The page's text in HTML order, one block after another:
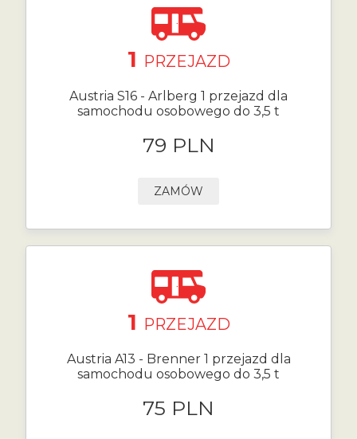
1 PRZEJAZD
Austria S16 - Arlberg 1 przejazd dla
samochodu osobowego do 3,5 t
79 PLN
ZAMÓW
1 PRZEJAZD
Austria A13 - Brenner 1 przejazd dla
samochodu osobowego do 3,5 t
75 PLN